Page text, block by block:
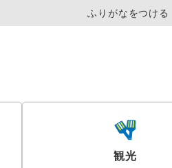
ふりがなをつける
観光